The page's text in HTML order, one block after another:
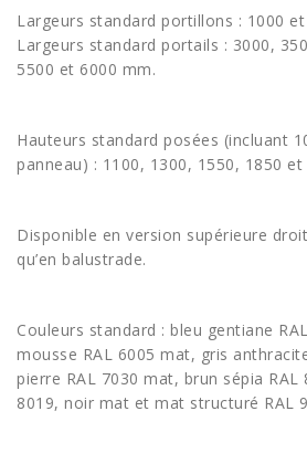
Largeurs standard portillons : 1000
Largeurs standard portails : 3000,
5500 et 6000 mm.
Hauteurs standard posées (incluant
panneau) : 1100, 1300, 1550, 1850 et
Disponible en version supérieure
qu’en balustrade.
Couleurs standard : bleu gentiane
mousse RAL 6005 mat, gris
pierre RAL 7030 mat, brun sépia RAL
8019, noir mat et mat structuré RAL